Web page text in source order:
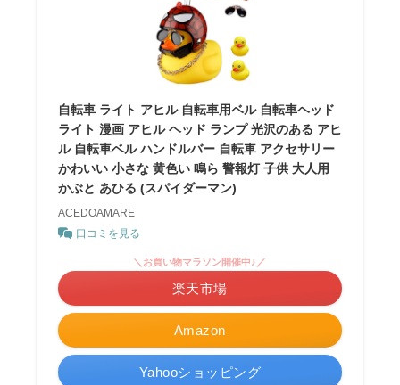
自転車 ライト アヒル 自転車用ベル 自転車ヘッド
ライト 漫画 アヒル ヘッド ランプ 光沢のある アヒ
ル 自転車ベル ハンドルバー 自転車 アクセサリー
かわいい 小さな 黄色い 鳴ら 警報灯 子供 大人用
かぶと あひる (スパイダーマン)
ACEDOAMARE
口コミを見る
Amazon
＼お買い物マラソン開催中♪／
楽天市場
Yahooショッピング